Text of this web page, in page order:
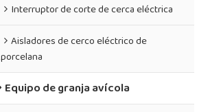
Interruptor de corte de cerca eléctrica
Aisladores de cerco eléctrico de
porcelana
Equipo de granja avícola